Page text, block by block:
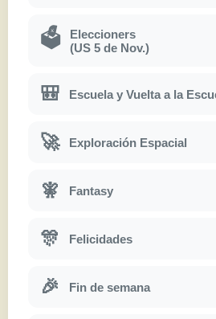
🗳
Eleccioners
(US 5 de Nov.)
🎒 Escuela y Vuelta a la
🚀 Exploración Espacial
🧚 Fantasy
🎊 Felicidades
🎉 Fin de semana